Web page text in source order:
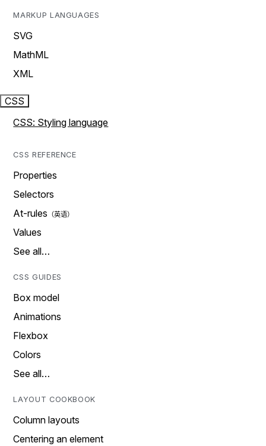
MARKUP LANGUAGES
SVG
MathML
XML
CSS
CSS: Styling language
CSS REFERENCE
Properties
Selectors
At-rules
Values
See all…
CSS GUIDES
Box model
Animations
Flexbox
Colors
See all…
LAYOUT COOKBOOK
Column layouts
Centering an element